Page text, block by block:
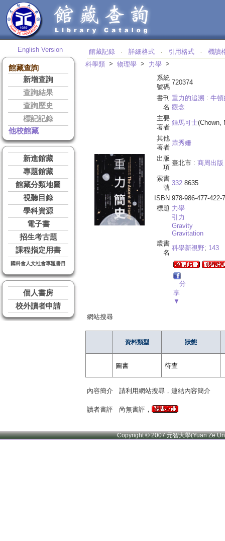
English Version
館藏查詢
新增查詢
查詢結果
查詢歷史
標記記錄
他校館藏
新進館藏
專題館藏
館藏分類地圖
視聽目錄
學科資源
電子書
招生考古題
課程指定用書
國科會人文社會專題書目
個人書房
校外讀者申請
館藏記錄 ‧ 詳細格式 ‧ 引用格式 ‧
機讀
科學類 > 物理學 > 力學 >
系統
號碼
720374
書刊
名
重力的追溯 : 牛頓
觀念
主要
著者
鍾馬可士(Chown,
其他
著者
蕭秀姍
出版
項
臺北市 : 商周出版
索書
號
332 8635
ISBN 978-986-477-422-7
標題 力學
引力
Gravity
Gravitation
叢書
名
科學新視野; 143
分
享
▼
網站搜尋
資料類型 狀態
圖書 待查
內容簡介 請利用網站搜尋，連結內容簡介
讀者書評 尚無書評，
Copyright © 2007 元智大學(Yuan Ze